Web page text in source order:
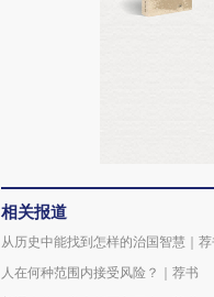
相关报道
从历史中能找到怎样的治国智慧｜荐
人在何种范围内接受风险？｜荐书